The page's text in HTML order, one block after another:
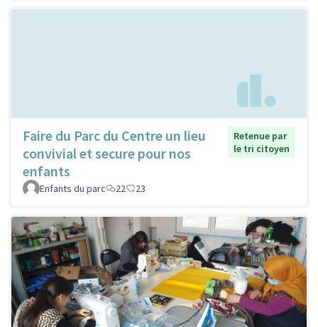
Faire du Parc du Centre un lieu
convivial et secure pour nos
enfants
Retenue par
le tri citoyen
Enfants du parc 22 23